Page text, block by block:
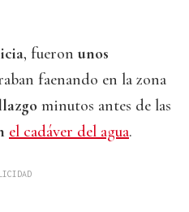
, fueron unos
faenando en la zona
minutos antes de las
el cadáver del agua.